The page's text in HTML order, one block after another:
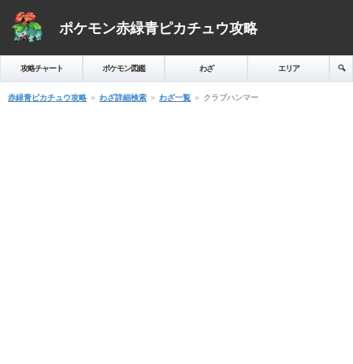
ポケモン赤緑青ピカチュウ攻略
攻略チャート ポケモン図鑑 わざ エリア 🔍️
赤緑青ピカチュウ攻略 わざ詳細検索 わざ一覧 クラブハンマー